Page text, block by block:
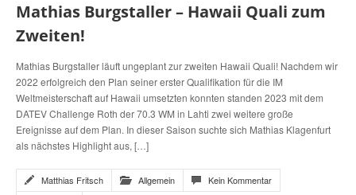
Mathias Burgstaller – Hawaii Quali zum
Zweiten!
Mathias Burgstaller läuft ungeplant zur zweiten Hawaii Quali! Nachdem wir
2022 erfolgreich den Plan seiner erster Qualifikation für die IM
Weltmeisterschaft auf Hawaii umsetzten konnten standen 2023 mit dem
DATEV Challenge Roth der 70.3 WM in Lahti zwei weitere große
Ereignisse auf dem Plan. In dieser Saison suchte sich Mathias Klagenfurt
als nächstes Highlight aus, […]
Matthias Fritsch Allgemein
Kein Kommentar